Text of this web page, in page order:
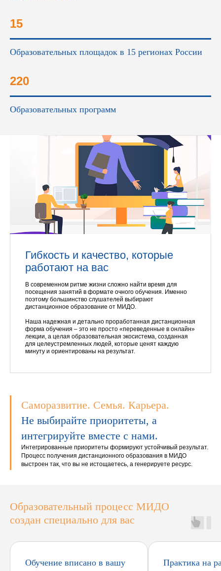
15
Образовательных площадок в 15 регионах России
220
Образовательных программ
Гибкость и качество, которые
работают на вас
В современном ритме жизни сложно найти время для
посещения занятий в формате очного обучения. Именно
поэтому большинство слушателей выбирают
дистанционное образование от МИДО.
Наша надежная и детально проработанная дистанционная
форма обучения – это не просто «переведенные в онлайн»
лекции, а целая образовательная экосистема, созданная
для целеустремленных людей, которые ценят каждую
минуту и ориентированы на результат.
Саморазвитие. Семья. Карьера.
Не выбирайте приоритеты, а
интегрируйте вместе с нами.
Интегрированные приоритеты формируют устойчивый результат.
Процесс получения дистанционного образования в МИДО
выстроен так, что вы не истощаетесь, а генерируете ресурс.
Образовательный процесс МИДО
создан специально для вас
Обучение вписано в вашу
Практика на